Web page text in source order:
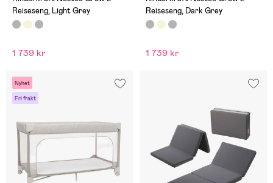
Reiseseng, Light Grey
1 739 kr
Reiseseng, Dark Grey
1 739 kr
Nyhet
Fri frakt